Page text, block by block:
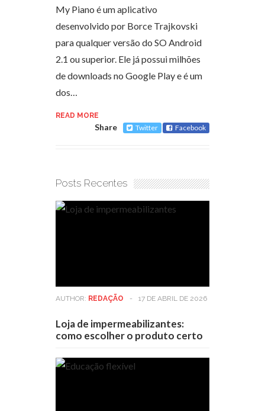
My Piano é um aplicativo
desenvolvido por Borce Trajkovski
para qualquer versão do SO Android
2.1 ou superior. Ele já possui milhões
de downloads no Google Play e é um
dos…
READ MORE
Share Twitter Facebook
Posts Recentes
AUTHOR: REDAÇÃO - 17 DE ABRIL DE 2026
Loja de impermeabilizantes:
como escolher o produto certo